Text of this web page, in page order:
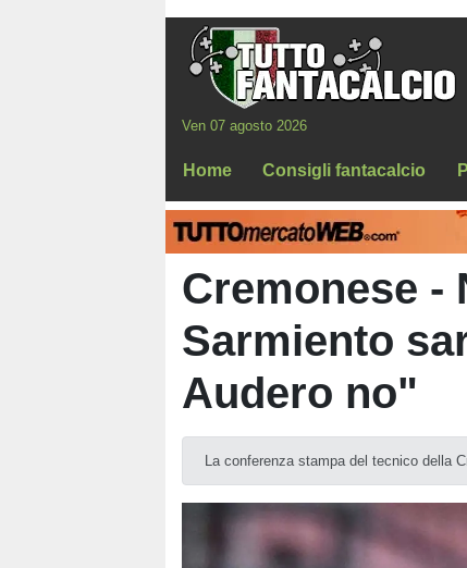
Ven 07 agosto 2026
Home Consigli fantacalcio
Cremonese -
Sarmiento
Audero no"
La conferenza stampa del tecnico della